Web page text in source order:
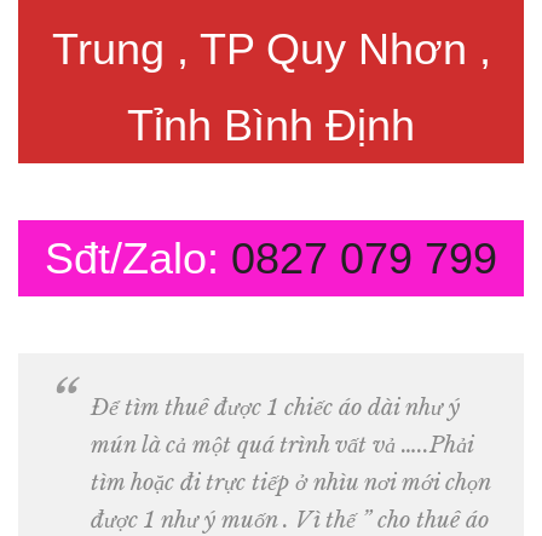
Trung , TP Quy Nhơn ,
Tỉnh Bình Định
Sđt/Zalo: 0827 079 799
Để tìm thuê được 1 chiếc áo dài như ý
mún là cả một quá trình vất vả …..Phải
tìm hoặc đi trực tiếp ở nhìu nơi mới chọn
được 1 như ý muốn . Vì thế ” cho thuê áo